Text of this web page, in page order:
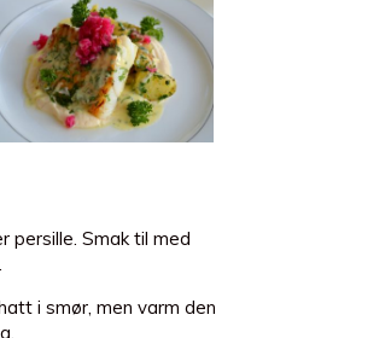
persille. Smak til med
i smør, men varm den